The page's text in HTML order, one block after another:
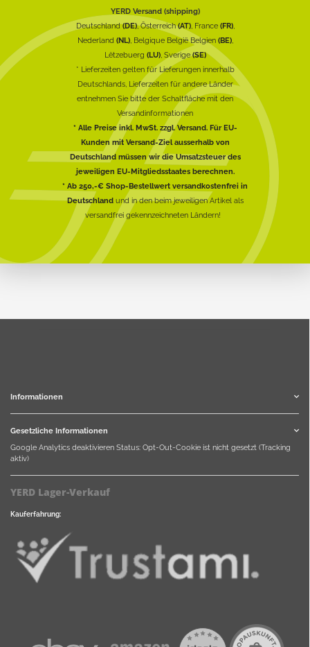
YERD Versand (shipping)
Deutschland(DE), Österreich(AT), France (FR),
Nederland (NL), Belgique België Belgien (BE),
Lëtzebuerg (LU), Sverige(SE)
* Lieferzeiten gelten für Lieferungen innerhalb
Deutschlands, Lieferzeiten für andere Länder
entnehmen Sie bitte der Schaltfläche mit den
Versandinformationen
* Alle Preise inkl. MwSt. zzgl. Versand. Für EU-
Kunden mit Versand-Ziel ausserhalb von
Deutschland müssen wir die Umsatzsteuer des
jeweiligen EU-Mitgliedsstaates berechnen.
* Ab 250,-€ Shop-Bestellwert versandkostenfrei in
Deutschlandund in den beim jeweiligen Artikel als
versandfrei gekennzeichneten Ländern!
Informationen
Gesetzliche Informationen
Google Analytics deaktivieren Status: Opt-Out-Cookie ist nicht gesetzt (Tracking
aktiv)
YERD Lager-Verkauf
Kauferfahrung: